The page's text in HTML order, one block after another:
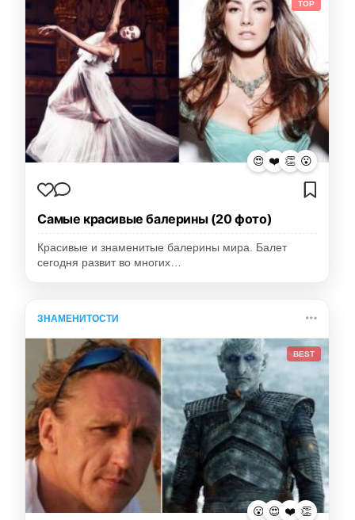
TOP
😍 ❤️ 👏 😮
Самые красивые балерины (20 фото)
Красивые и знаменитые балерины мира. Балет
сегодня развит во многих…
ЗНАМЕНИТОСТИ
BEST
😮 😍 ❤️ 👏